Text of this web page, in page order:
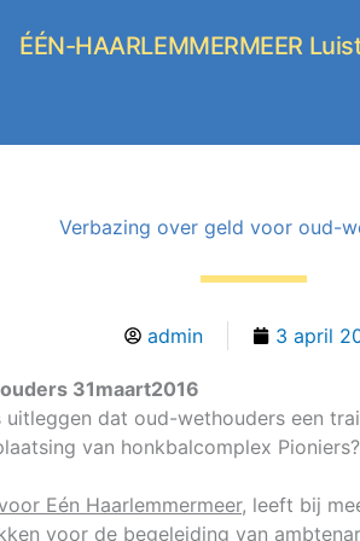
ÉÉN-HAARLEMMERMEER
Verbazing over geld voor oud-
admin 3 april
31maart2016
uitleggen dat oud-wethouders een
van honkbalcomplex
Eén Haarlemmermeer, leeft bij
voor de begeleiding van